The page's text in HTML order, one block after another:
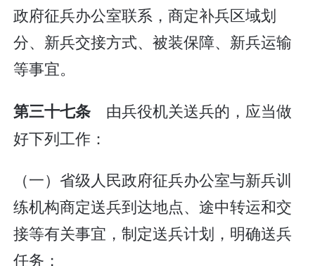
政府征兵办公室联系，商定补兵区域划
分、新兵交接方式、被装保障、新兵运输
等事宜。
第三十七条 由兵役机关送兵的，应当做
好下列工作：
（一）省级人民政府征兵办公室与新兵训
练机构商定送兵到达地点、途中转运和交
接等有关事宜，制定送兵计划，明确送兵
任务；